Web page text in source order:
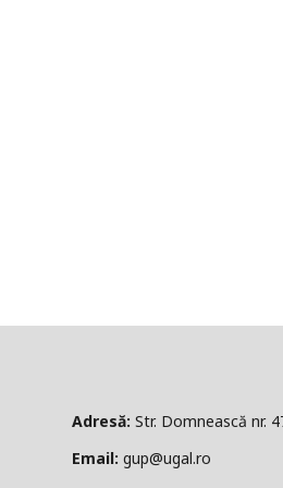
Str. Domnească nr.
gup@ugal.ro